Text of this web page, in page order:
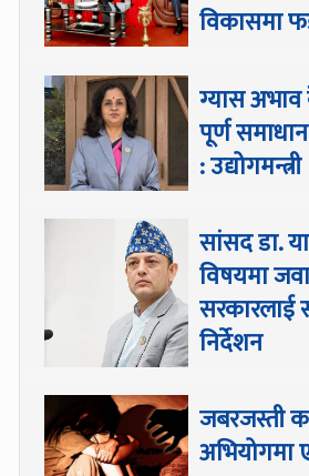
विकासमा
ग्यास
पूर्ण
: उद्योगमन्त्री
सांसद डा‍‍.
विषयमा
निर्देशन
जबरजस्ती
अभियोगमा